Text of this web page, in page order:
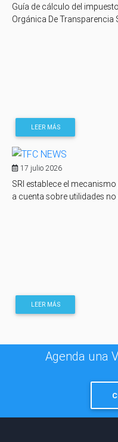
Guía de cálculo del
Orgánica De Transparencia
LEER MÁS
17 julio 2026
SRI establece el
a cuenta sobre utilidades
LEER MÁS
Agenda una